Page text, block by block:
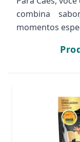
combina
momentos